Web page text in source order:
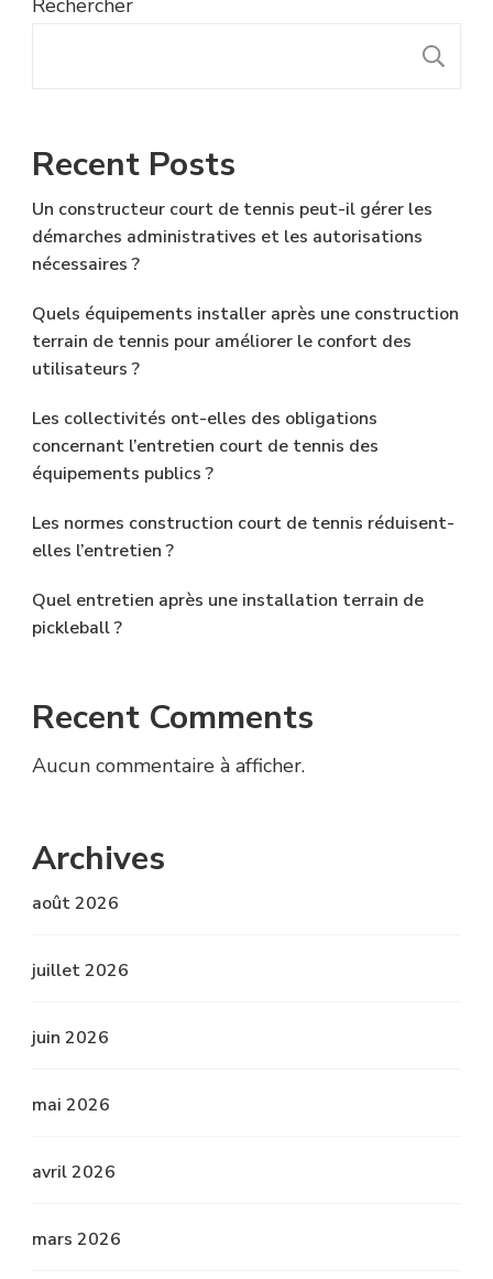
Rechercher
Recent Posts
Un constructeur court de tennis peut-il gérer les
démarches administratives et les autorisations
nécessaires ?
Quels équipements installer après une construction
terrain de tennis pour améliorer le confort des
utilisateurs ?
Les collectivités ont-elles des obligations
concernant l’entretien court de tennis des
équipements publics ?
Les normes construction court de tennis réduisent-
elles l’entretien ?
Quel entretien après une installation terrain de
pickleball ?
Recent Comments
Aucun commentaire à afficher.
Archives
août 2026
juillet 2026
juin 2026
mai 2026
avril 2026
mars 2026